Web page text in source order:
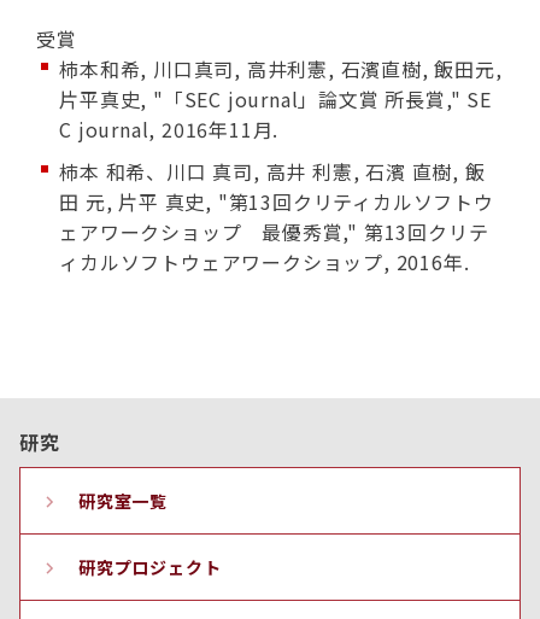
受賞
柿本和希, 川口真司, 高井利憲, 石濱直樹, 飯田元,
片平真史, "「SEC journal」論文賞 所長賞," SE
C journal, 2016年11月.
柿本 和希、川口 真司, 高井 利憲, 石濱 直樹, 飯
田 元, 片平 真史, "第13回クリティカルソフトウ
ェアワークショップ 最優秀賞," 第13回クリテ
ィカルソフトウェアワークショップ, 2016年.
研究
研究室一覧
研究プロジェクト